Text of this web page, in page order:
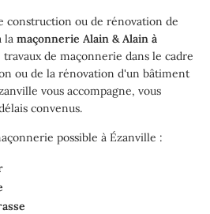
construction ou de rénovation de
la maçonnerie Alain & Alain à
travaux de maçonnerie dans le cadre
ou de la rénovation d'un bâtiment
vous accompagne, vous
convenus.
possible à Ézanville :